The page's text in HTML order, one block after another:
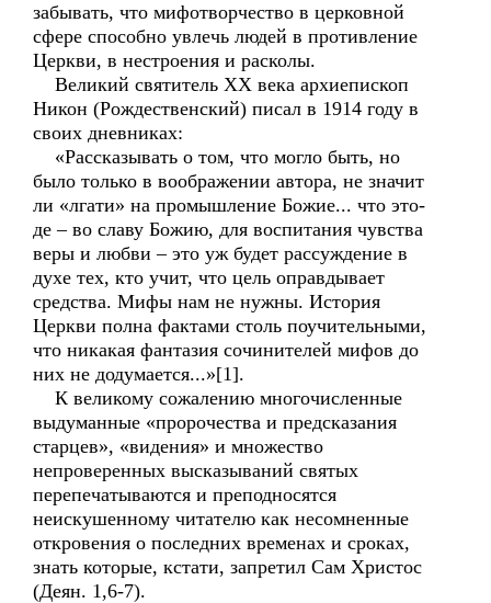
забывать, что мифотворчество в церковной
сфере способно увлечь людей в противление
Церкви, в нестроения и расколы.
Великий святитель ХХ века архиепископ
Никон (Рождественский) писал в 1914 году в
своих дневниках:
«Рассказывать о том, что могло быть, но
было только в воображении автора, не значит
ли «лгати» на промышление Божие... что это-
де – во славу Божию, для воспитания чувства
веры и любви – это уж будет рассуждение в
духе тех, кто учит, что цель оправдывает
средства. Мифы нам не нужны. История
Церкви полна фактами столь поучительными,
что никакая фантазия сочинителей мифов до
них не додумается...»[1].
К великому сожалению многочисленные
выдуманные «пророчества и предсказания
старцев», «видения» и множество
непроверенных высказываний святых
перепечатываются и преподносятся
неискушенному читателю как несомненные
откровения о последних временах и сроках,
знать которые, кстати, запретил Сам Христос
(Деян. 1,6-7).